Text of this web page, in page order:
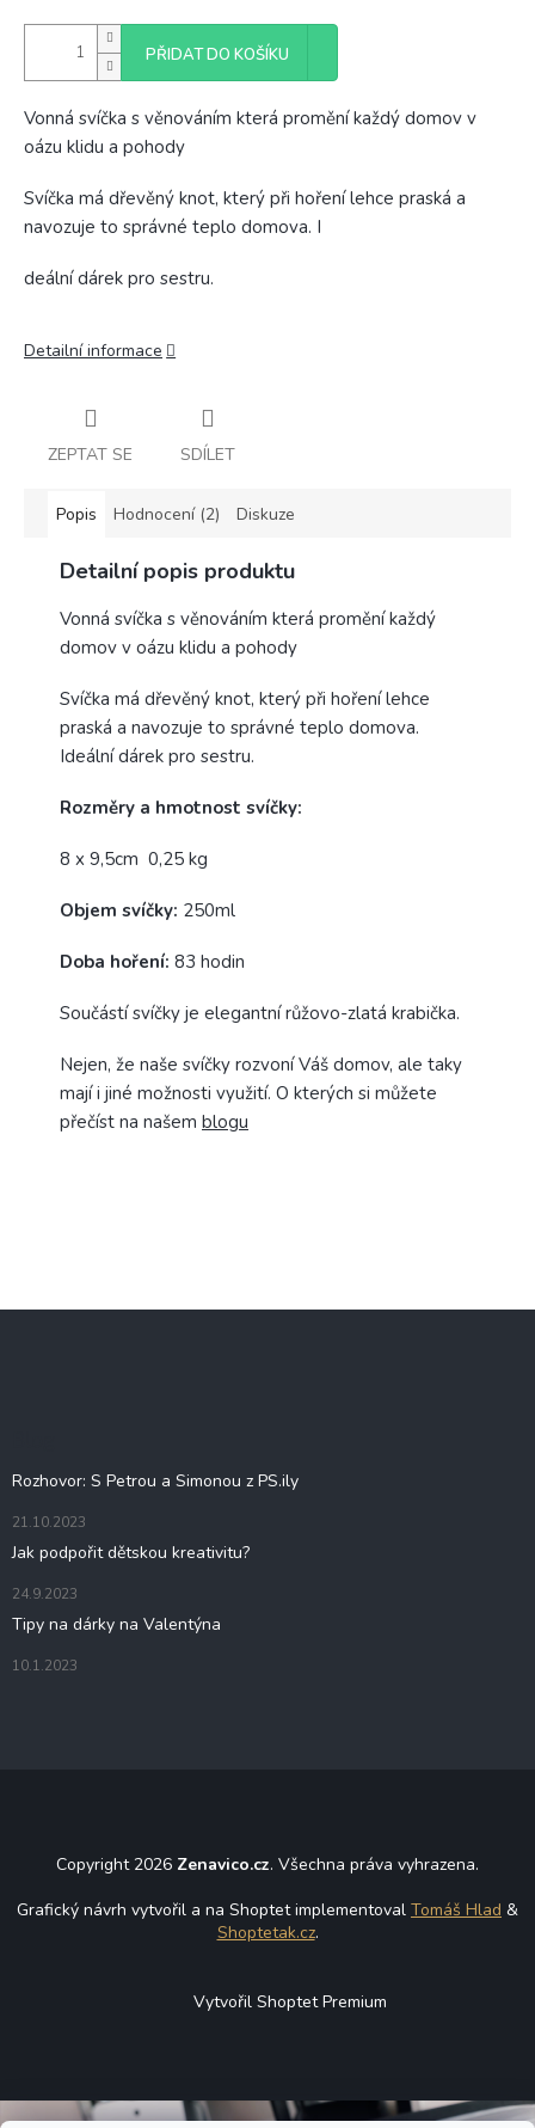
PŘIDAT DO KOŠÍKU
Vonná svíčka s věnováním která promění každý domov v
oázu klidu a pohody
Svíčka má dřevěný knot, který při hoření lehce praská a
navozuje to správné teplo domova. I
deální dárek pro sestru.
Detailní informace
ZEPTAT SE SDÍLET
Popis Hodnocení (2) Diskuze
Detailní popis produktu
Vonná svíčka s věnováním která promění každý
domov v oázu klidu a pohody
Svíčka má dřevěný knot, který při hoření lehce
praská a navozuje to správné teplo domova.
Ideální dárek pro sestru.
Rozměry a hmotnost svíčky:
8 x 9,5cm 0,25 kg
Objem svíčky: 250ml
Doba hoření: 83 hodin
Součástí svíčky je elegantní růžovo-zlatá krabička.
Nejen, že naše svíčky rozvoní Váš domov, ale taky
mají i jiné možnosti využití. O kterých si můžete
přečíst na našem blogu
Rozhovor: S Petrou a Simonou z PS.ily
21.10.2023
Jak podpořit dětskou kreativitu?
24.9.2023
Tipy na dárky na Valentýna
10.1.2023
Copyright 2026 Zenavico.cz. Všechna práva vyhrazena.
Grafický návrh vytvořil a na Shoptet implementoval Tomáš Hlad &
Shoptetak.cz.
Vytvořil Shoptet Premium